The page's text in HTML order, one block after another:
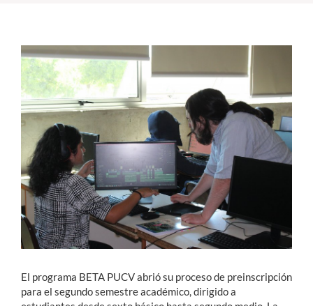
Formación Continua
Estudiantes
Académicos
Funcionarios
Alumni
English
El programa BETA PUCV abrió su proceso de preinscripción
para el segundo semestre académico, dirigido a